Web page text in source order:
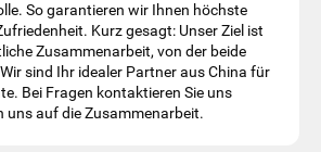
So garantieren wir Ihnen höchste
Kurz gesagt: Unser Ziel ist
Zusammenarbeit, von der beide
sind Ihr idealer Partner aus China für
Bei Fragen kontaktieren Sie uns
uns auf die Zusammenarbeit.